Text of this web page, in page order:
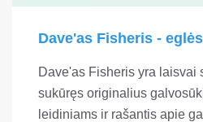
Dave'as Fisheris -
Dave'as Fisheris yra laisvai
sukūręs originalius
leidiniams ir rašantis apie